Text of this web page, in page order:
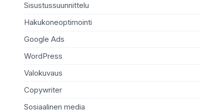
Sisustussuunnittelu
Hakukoneoptimointi
Google Ads
WordPress
Valokuvaus
Copywriter
Sosiaalinen media